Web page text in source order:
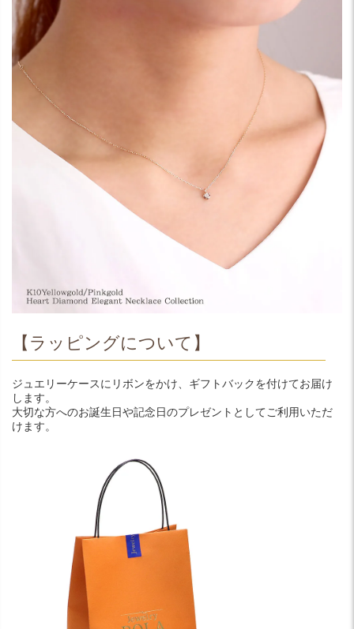
【ラッピングについて】
ジュエリーケースにリボンをかけ、ギフトバックを付けてお届け
します。
大切な方へのお誕生日や記念日のプレゼントとしてご利用いただ
けます。